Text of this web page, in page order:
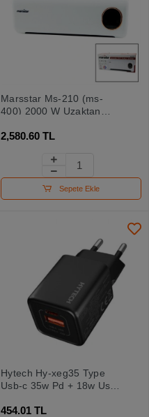
Marsstar Ms-210 (ms-
400) 2000 W Uzaktan
Fanlı Isıtıcı
2,580.60 TL
Sepete Ekle
Hytech Hy-xeg35 Type
Usb-c 35w Pd + 18w Usb
Hızlı Ev Şarj Adaptörü
454.01 TL